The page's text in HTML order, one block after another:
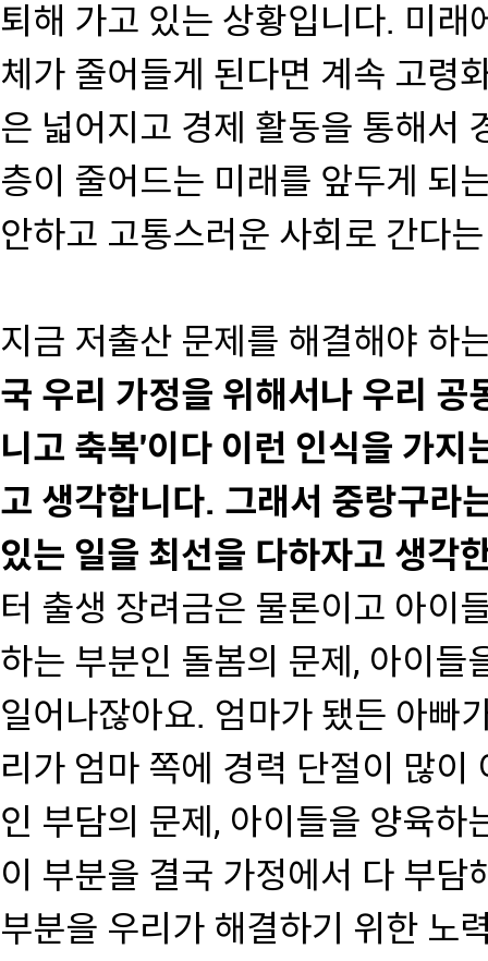
퇴해 가고 있는 상황입니다. 미래
체가 줄어들게 된다면 계속 고령
은 넓어지고 경제 활동을 통해서
층이 줄어드는 미래를 앞두게 되
안하고 고통스러운 사회로 간다
지금 저출산 문제를 해결해야 하
국 우리 가정을 위해서나 우리 공
니고 축복'이다 이런 인식을 가지
고 생각합니다. 그래서 중랑구라
있는 일을 최선을 다하자고 생각
터 출생 장려금은 물론이고 아이
하는 부분인 돌봄의 문제, 아이들
일어나잖아요. 엄마가 됐든 아빠
리가 엄마 쪽에 경력 단절이 많이
인 부담의 문제, 아이들을 양육하
이 부분을 결국 가정에서 다 부담
부분을 우리가 해결하기 위한 노